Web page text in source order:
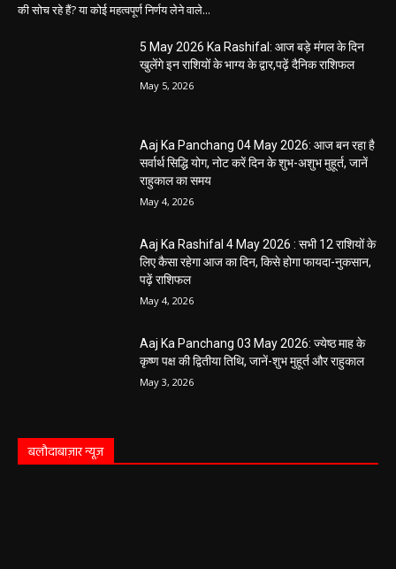
की सोच रहे हैं? या कोई महत्वपूर्ण निर्णय लेने वाले...
5 May 2026 Ka Rashifal: आज बड़े मंगल के दिन
खुलेंगे इन राशियों के भाग्य के द्वार,पढ़ें दैनिक राशिफल
May 5, 2026
Aaj Ka Panchang 04 May 2026: आज बन रहा है
सर्वार्थ सिद्धि योग, नोट करें दिन के शुभ-अशुभ मुहूर्त, जानें
राहुकाल का समय
May 4, 2026
Aaj Ka Rashifal 4 May 2026 : सभी 12 राशियों के
लिए कैसा रहेगा आज का दिन, किसे होगा फायदा-नुकसान,
पढ़ें राशिफल
May 4, 2026
Aaj Ka Panchang 03 May 2026: ज्येष्ठ माह के
कृष्ण पक्ष की द्वितीया तिथि, जानें-शुभ मुहूर्त और राहुकाल
May 3, 2026
बलौदाबाज़ार न्यूज़